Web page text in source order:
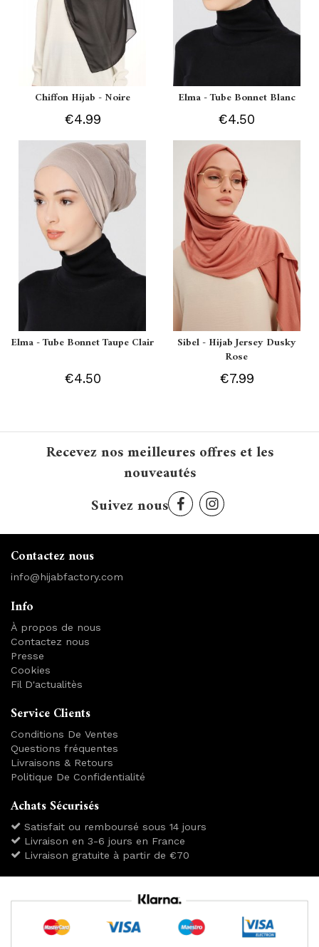
Chiffon Hijab - Noire
€4.99
Elma - Tube Bonnet Blanc
€4.50
Elma - Tube Bonnet Taupe Clair
€4.50
Sibel - Hijab Jersey Dusky
Rose
€7.99
Recevez nos meilleures offres et les
nouveautés
Suivez nous
Contactez nous
info@hijabfactory.com
Info
À propos de nous
Contactez nous
Presse
Cookies
Fil D'actualitès
Service Clients
Conditions De Ventes
Questions fréquentes
Livraisons & Retours
Politique De Confidentialité
Achats Sécurisés
Satisfait ou remboursé sous 14 jours
Livraison en 3-6 jours en France
Livraison gratuite à partir de €70